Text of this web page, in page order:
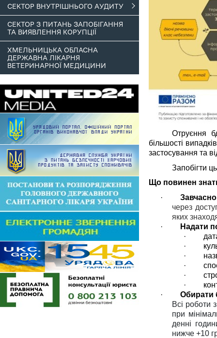
СЕКТОР ВНУТРІШНЬОГО АУДИТУ
СЕКТОР З ПИТАНЬ ЗАПОБІГАННЯ
ТА ВИЯВЛЕННЯ КОРУПЦІЇ
ХМЕЛЬНИЦЬКА ОБЛАСНА
ДЕРЖАВНА ЛІКАРНЯ
ВЕТЕРИНАРНОЇ МЕДИЦИНИ
Отруєння
більшості
застосування та
Запобігти
Що повинен
·
через
яких
·
Надати
·
·
·
·
·
·
·
Обирати
Всі роботи з
при
денні
нижче +10